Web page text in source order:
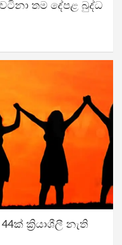
තම දේපළ බුද්ධ
ක්‍රියාශීලී නැති